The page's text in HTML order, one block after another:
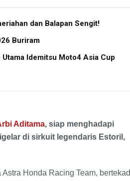
dan Balapan Sengit!
Buriram
Idemitsu Moto4 Asia Cup
Aditama, siap menghadapi
di sirkuit legendaris Estoril,
Honda Racing Team, bertekad